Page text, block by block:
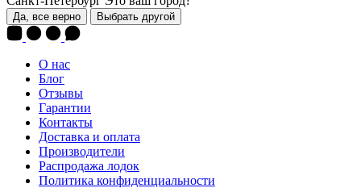
Да, все верно Выбрать другой
О нас
Блог
Отзывы
Гарантии
Контакты
Доставка и оплата
Производители
Распродажа лодок
Политика конфиденциальности